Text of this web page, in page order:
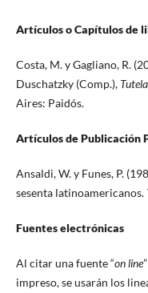
Artículos o Capítulos de
Costa, M. y Gagliano, R.
Duschatzky (Comp.),
Aires: Paidós.
Artículos de Publicación
Ansaldi, W. y Funes, P.
sesenta latinoamericanos.
Fuentes electrónicas
Al citar una fuente “on line
impreso, se usarán los